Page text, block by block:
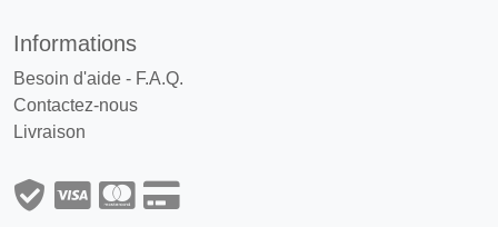
Informations
Besoin d'aide - F.A.Q.
Contactez-nous
Livraison